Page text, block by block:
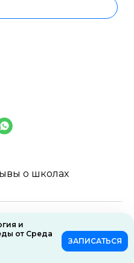
и
от Среда
ЗАПИСАТЬСЯ
о школах